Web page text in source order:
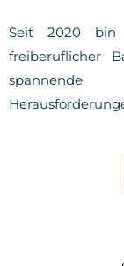
Seit 2020 bin
freiberuflicher
spannende